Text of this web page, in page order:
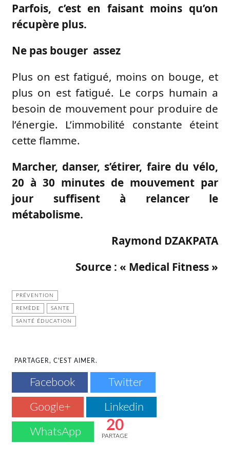
Parfois, c’est en faisant moins qu’on
récupère plus.
Ne pas bouger assez
Plus on est fatigué, moins on bouge, et
plus on est fatigué. Le corps humain a
besoin de mouvement pour produire de
l’énergie. L’immobilité constante éteint
cette flamme.
Marcher, danser, s’étirer, faire du vélo,
20 à 30 minutes de mouvement par
jour suffisent à relancer le
métabolisme.
Raymond DZAKPATA
Source : « Medical Fitness »
PRÉVENTION
REMÈDE SANTE
SANTÉ ÉDUCATION
PARTAGER, C'EST AIMER.
Facebook Twitter
Google+ Linkedin
WhatsApp 20
PARTAGE